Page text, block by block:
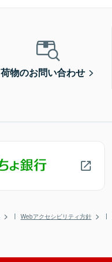
荷物のお問い合わせ
Webアクセシビリティ方針